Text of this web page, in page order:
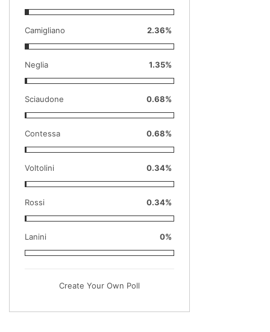
Camigliano 2.36%
Neglia 1.35%
Sciaudone 0.68%
Contessa 0.68%
Voltolini 0.34%
Rossi 0.34%
Lanini 0%
Create Your Own Poll